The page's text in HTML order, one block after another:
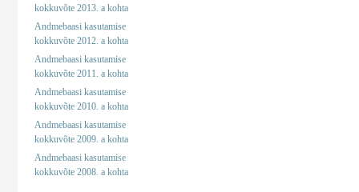
kokkuvõte 2013. a kohta
Andmebaasi kasutamise
kokkuvõte 2012. a kohta
Andmebaasi kasutamise
kokkuvõte 2011. a kohta
Andmebaasi kasutamise
kokkuvõte 2010. a kohta
Andmebaasi kasutamise
kokkuvõte 2009. a kohta
Andmebaasi kasutamise
kokkuvõte 2008. a kohta